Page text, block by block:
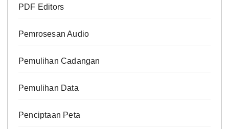
PDF Editors
Pemrosesan Audio
Pemulihan Cadangan
Pemulihan Data
Penciptaan Peta